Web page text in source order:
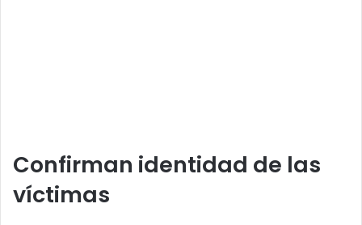
Confirman identidad de las
víctimas